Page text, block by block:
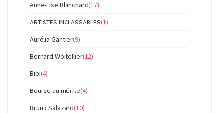
Anne-Lise Blanchard(17)
ARTISTES INCLASSABLES(1)
Aurélia Gantier(9)
Bernard Woitellier(12)
Bibi(4)
Bourse au mérite(4)
Bruno Salazard(10)